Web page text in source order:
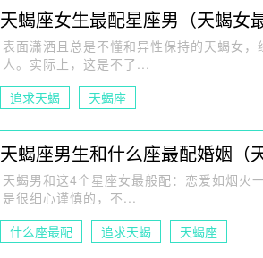
天蝎座女生最配星座男（天蝎女
表面潇洒且总是不懂和异性保持的天蝎女
人。实际上，这是不了...
追求天蝎
天蝎座
天蝎座男生和什么座最配婚姻（
天蝎男和这4个星座女最般配：恋爱如烟火
是很细心谨慎的，不...
什么座最配
追求天蝎 天蝎座